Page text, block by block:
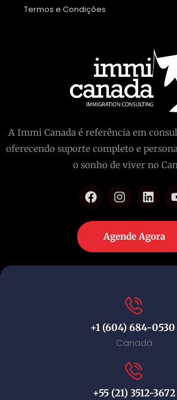
Termos e Condições
A Immi Canada é referência em
oferecendo suporte completo e
o sonho de viver no
Agende Agora
+1 (604) 684-0530
Canadá
+55 (21) 3512-3672